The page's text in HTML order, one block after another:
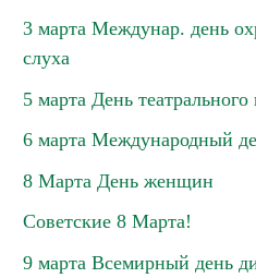
3 марта Междунар. день
слуха
5 марта День театрального
6 марта Международный
8 Марта День женщин
Советские 8 Марта!
9 марта Всемирный день